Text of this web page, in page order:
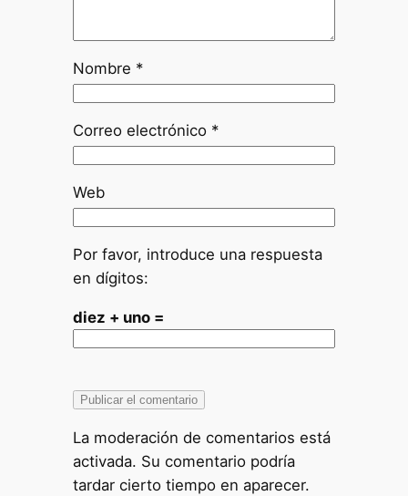
Nombre *
Correo electrónico *
Web
Por favor, introduce una respuesta
en dígitos:
diez + uno =
La moderación de comentarios está
activada. Su comentario podría
tardar cierto tiempo en aparecer.